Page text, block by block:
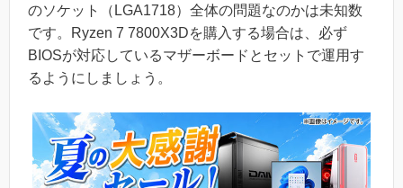
のソケット（LGA1718）全体の問題なのかは未知数
です。Ryzen 7 7800X3Dを購入する場合は、必ず
BIOSが対応しているマザーボードとセットで運用す
るようにしましょう。